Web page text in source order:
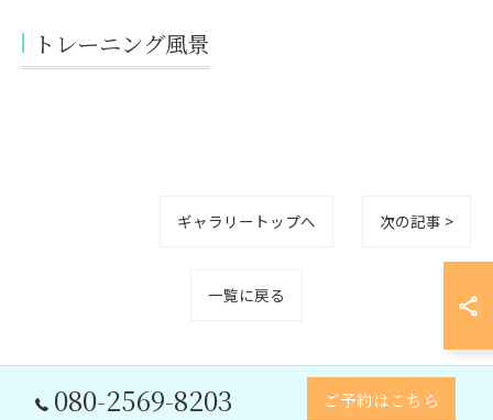
トレーニング風景
ギャラリートップへ 次の記事 >
一覧に戻る
080-2569-8203 ご予約はこちら